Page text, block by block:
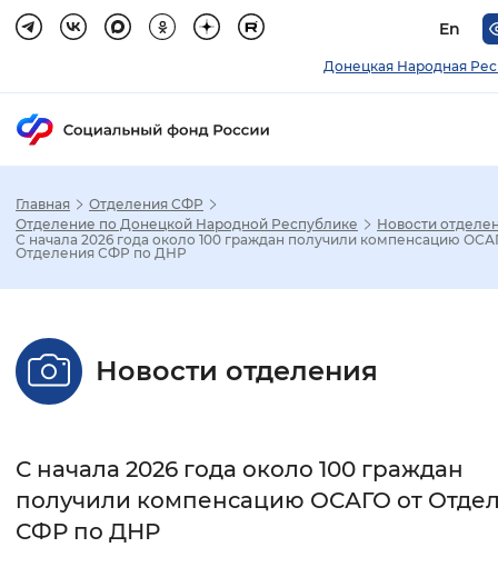
En
Донецкая Народная
Стандартный Увеличенный
Без засечек С засечками
Главная
Отделения СФР
Отделение по Донецкой Народной Республике
Новости
С начала 2026 года около 100 граждан получили компенсацию
Отделения СФР по ДНР
Новости отделения
С начала 2026 года около 100 граждан
получили компенсацию ОСАГО от
СФР по ДНР